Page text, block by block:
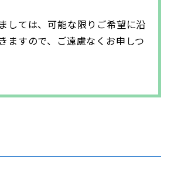
しては、可能な限りご希望に沿
ますので、ご遠慮なくお申しつ